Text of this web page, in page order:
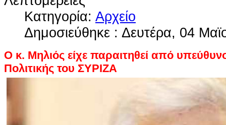
Κατηγορία: Αρχείο
Δημοσιεύθηκε : Δευτέρα, 04
O κ. Μηλιός είχε παραιτηθεί από
Πολιτικής του ΣΥΡΙΖΑ